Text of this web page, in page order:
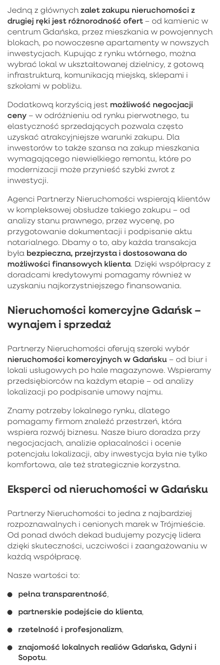
Jedną z głównych zalet zakupu nieruchomości z
drugiej ręki jest różnorodność ofert – od kamienic w
centrum Gdańska, przez mieszkania w powojennych
blokach, po nowoczesne apartamenty w nowszych
inwestycjach. Kupując z rynku wtórnego, można
wybrać lokal w ukształtowanej dzielnicy, z gotową
infrastrukturą, komunikacją miejską, sklepami i
szkołami w pobliżu.
Dodatkową korzyścią jest możliwość negocjacji
ceny – w odróżnieniu od rynku pierwotnego, tu
elastyczność sprzedających pozwala często
uzyskać atrakcyjniejsze warunki zakupu. Dla
inwestorów to także szansa na zakup mieszkania
wymagającego niewielkiego remontu, które po
modernizacji może przynieść szybki zwrot z
inwestycji.
Agenci Partnerzy Nieruchomości wspierają klientów
w kompleksowej obsłudze takiego zakupu – od
analizy stanu prawnego, przez wycenę, po
przygotowanie dokumentacji i podpisanie aktu
notarialnego. Dbamy o to, aby każda transakcja
była bezpieczna, przejrzysta i dostosowana do
możliwości finansowych klienta. Dzięki współpracy z
doradcami kredytowymi pomagamy również w
uzyskaniu najkorzystniejszego finansowania.
Nieruchomości komercyjne Gdańsk –
wynajem i sprzedaż
Partnerzy Nieruchomości oferują szeroki wybór
nieruchomości komercyjnych w Gdańsku – od biur i
lokali usługowych po hale magazynowe. Wspieramy
przedsiębiorców na każdym etapie – od analizy
lokalizacji po podpisanie umowy najmu.
Znamy potrzeby lokalnego rynku, dlatego
pomagamy firmom znaleźć przestrzeń, która
wspiera rozwój biznesu. Nasze biuro doradza przy
negocjacjach, analizie opłacalności i ocenie
potencjału lokalizacji, aby inwestycja była nie tylko
komfortowa, ale też strategicznie korzystna.
Eksperci od nieruchomości w Gdańsku
Partnerzy Nieruchomości to jedna z najbardziej
rozpoznawalnych i cenionych marek w Trójmieście.
Od ponad dwóch dekad budujemy pozycję lidera
dzięki skuteczności, uczciwości i zaangażowaniu w
każdą współpracę.
Nasze wartości to:
pełna transparentność,
partnerskie podejście do klienta,
rzetelność i profesjonalizm,
znajomość lokalnych realiów Gdańska, Gdyni i
Sopotu.